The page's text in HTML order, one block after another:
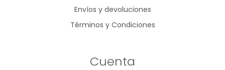
Envíos y devoluciones
Términos y Condiciones
Cuenta